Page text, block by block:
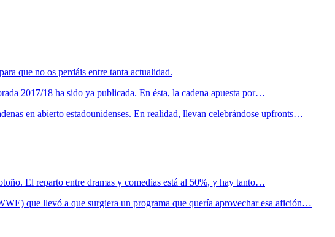
que no os perdáis entre tanta actualidad.
2017/18 ha sido ya publicada. En ésta, la cadena apuesta por…
en abierto estadounidenses. En realidad, llevan celebrándose upfronts…
El reparto entre dramas y comedias está al 50%, y hay tanto…
que llevó a que surgiera un programa que quería aprovechar esa afición…